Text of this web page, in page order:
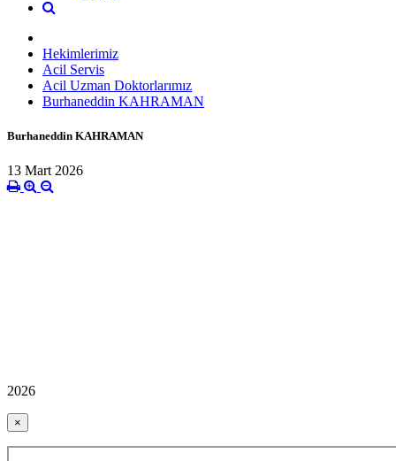
Hekimlerimiz
Acil Servis
Acil Uzman Doktorlarımız
Burhaneddin KAHRAMAN
Burhaneddin KAHRAMAN
13 Mart 2026
2026
×